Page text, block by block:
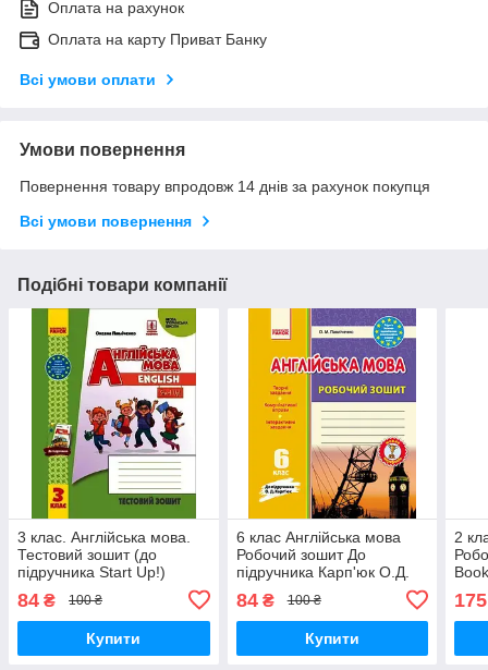
Оплата на рахунок
Оплата на карту Приват Банку
Всі умови оплати
Умови повернення
Повернення товару впродовж 14 днів за рахунок покупця
Всі умови повернення
Подібні товари компанії
3 клас. Англійська мова.
Тестовий зошит (до
підручника Start Up!)
84 ₴ 100 ₴
Купити
6 клаc Англійська мова
Робочий зошит До
підручника Карп'юк О.Д.
84₴ 100 ₴
Купити
2